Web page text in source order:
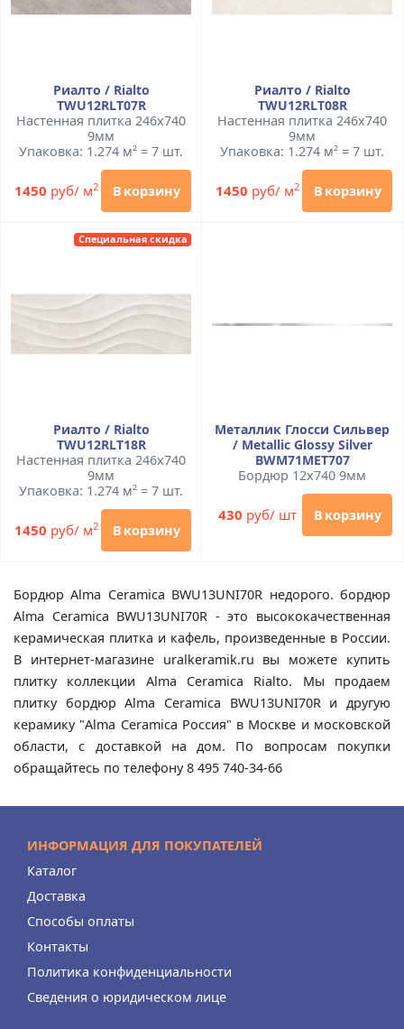
Риалто / Rialto
TWU12RLT07R
Настенная плитка 246x740
9мм
Упаковка: 1.274 м² = 7 шт.
1450 руб/ м2 В корзину
Риалто / Rialto
TWU12RLT08R
Настенная плитка 246x740
9мм
Упаковка: 1.274 м² = 7 шт.
1450 руб/ м2 В корзину
Специальная скидка
Риалто / Rialto
TWU12RLT18R
Настенная плитка 246x740
9мм
Упаковка: 1.274 м² = 7 шт.
1450 руб/ м2 В корзину
Металлик Глосси Сильвер
/ Metallic Glossy Silver
BWM71MET707
Бордюр 12x740 9мм
430 руб/ шт В корзину
Бордюр Alma Ceramica BWU13UNI70R недорого. бордюр
Alma Ceramica BWU13UNI70R - это высококачественная
керамическая плитка и кафель, произведенные в России.
В интернет-магазине uralkeramik.ru вы можете купить
плитку коллекции Alma Ceramica Rialto. Мы продаем
плитку бордюр Alma Ceramica BWU13UNI70R и другую
керамику "Alma Ceramica Россия" в Москве и московской
области, с доставкой на дом. По вопросам покупки
обращайтесь по телефону 8 495 740-34-66
ИНФОРМАЦИЯ ДЛЯ ПОКУПАТЕЛЕЙ
Каталог
Доставка
Способы оплаты
Контакты
Политика конфиденциальности
Сведения о юридическом лице